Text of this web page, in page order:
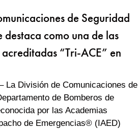
de Seguridad
destaca como una de las
“Tri-ACE” en
La División de Comunicaciones de
de Bomberos de
por las Academias
de Emergencias® (IAED)